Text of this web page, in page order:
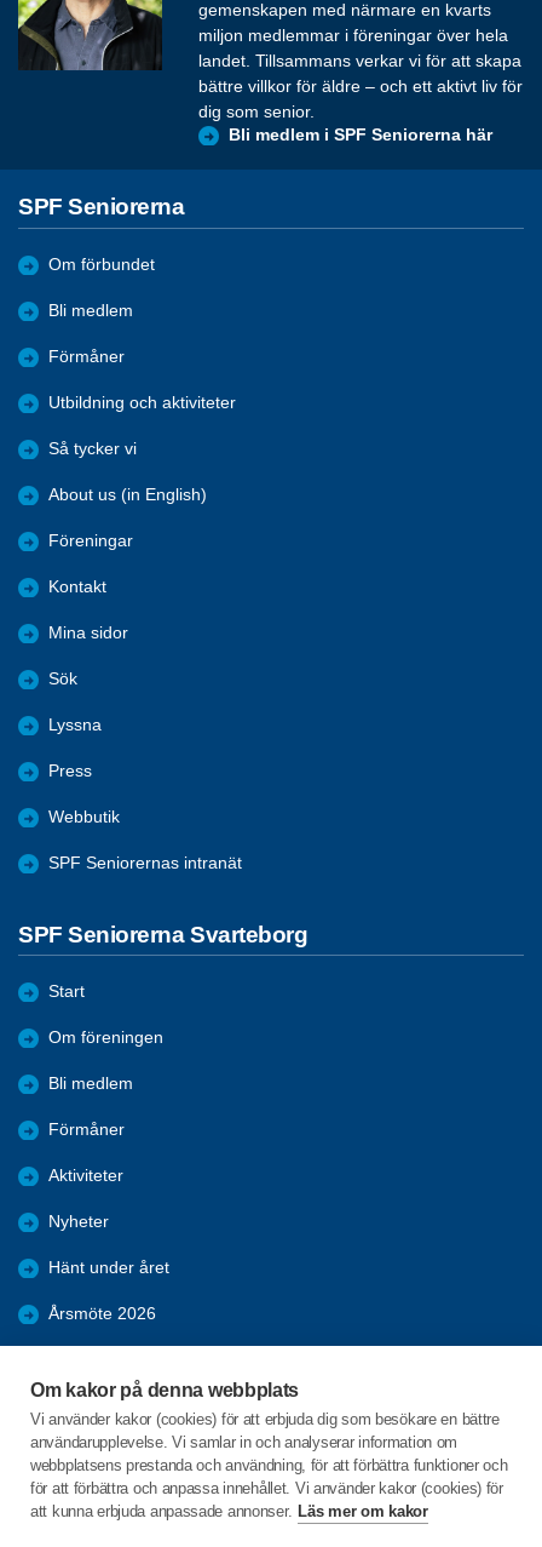
Om kakor på denna webbplats
Vi använder kakor (cookies) för att erbjuda dig som besökare en bättre
användarupplevelse. Vi samlar in och analyserar information om
webbplatsens prestanda och användning, för att förbättra funktioner och
för att förbättra och anpassa innehållet. Vi använder kakor (cookies) för
att kunna erbjuda anpassade annonser. Läs mer om kakor
gemenskapen med närmare en kvarts
miljon medlemmar i föreningar över hela
landet. Tillsammans verkar vi för att skapa
bättre villkor för äldre – och ett aktivt liv för
dig som senior.
Bli medlem i SPF Seniorerna här
SPF Seniorerna
Om förbundet
Bli medlem
Förmåner
Utbildning och aktiviteter
Så tycker vi
About us (in English)
Föreningar
Kontakt
Mina sidor
Sök
Lyssna
Press
Webbutik
SPF Seniorernas intranät
SPF Seniorerna Svarteborg
Start
Om föreningen
Bli medlem
Förmåner
Aktiviteter
Nyheter
Hänt under året
Årsmöte 2026
Kpr möten 2025
KPR möte 2026
C/o:Ingalill Johansson